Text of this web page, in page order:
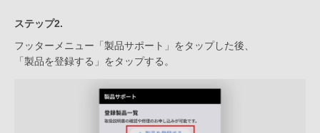
ステップ2.
フッターメニュー「製品サポート」をタップした後、
「製品を登録する」をタップする。